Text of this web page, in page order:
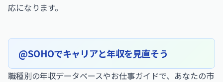
応になります。
@SOHOでキャリアと年収を見直そう
職種別の年収データベースやお仕事ガイドで、あなたの市